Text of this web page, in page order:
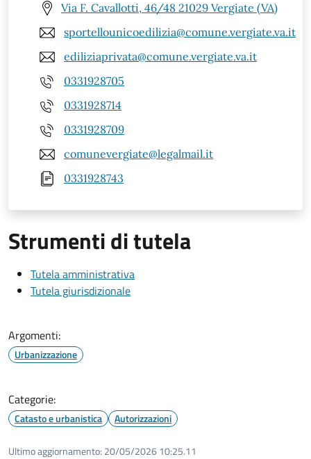
Via F. Cavallotti, 46/48 21029 Vergiate (VA)
sportellounicoedilizia@comune.vergiate.va.it
ediliziaprivata@comune.vergiate.va.it
0331928705
0331928714
0331928709
comunevergiate@legalmail.it
0331928743
Strumenti di tutela
Tutela amministrativa
Tutela giurisdizionale
Argomenti:
Urbanizzazione
Categorie:
Catasto e urbanistica Autorizzazioni
Ultimo aggiornamento: 20/05/2026 10:25.11